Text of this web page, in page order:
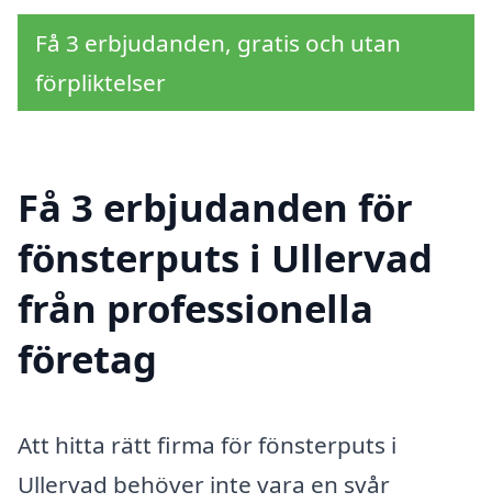
Få 3 erbjudanden, gratis och utan
förpliktelser
Få 3 erbjudanden för
fönsterputs i Ullervad
från professionella
företag
Att hitta rätt firma för fönsterputs i
Ullervad behöver inte vara en svår